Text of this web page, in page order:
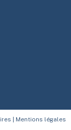
Mentions légales